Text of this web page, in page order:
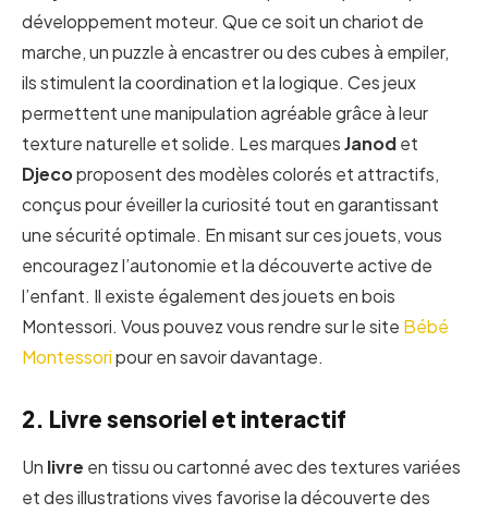
développement moteur. Que ce soit un chariot de
marche, un puzzle à encastrer ou des cubes à empiler,
ils stimulent la coordination et la logique. Ces jeux
permettent une manipulation agréable grâce à leur
texture naturelle et solide. Les marquesJanodet
Djecoproposent des modèles colorés et attractifs,
conçus pour éveiller la curiosité tout en garantissant
une sécurité optimale. En misant sur ces jouets, vous
encouragez l’autonomie et la découverte active de
l’enfant. Il existe également des jouets en bois
Montessori. Vous pouvez vous rendre sur le site Bébé
Montessoripour en savoir davantage.
2. Livre sensoriel et interactif
Un livre en tissu ou cartonné avec des textures variées
et des illustrations vives favorise la découverte des